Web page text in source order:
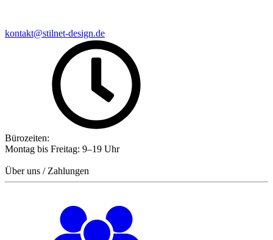
kontakt@stilnet-design.de
Bürozeiten:
Montag bis Freitag: 9–19 Uhr
Über uns / Zahlungen